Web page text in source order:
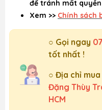
để tránh mất
Xem >> Chính sách
○ Gọi ngay
tốt nhất !
○ Địa chỉ
Đặng Thùy
HCM